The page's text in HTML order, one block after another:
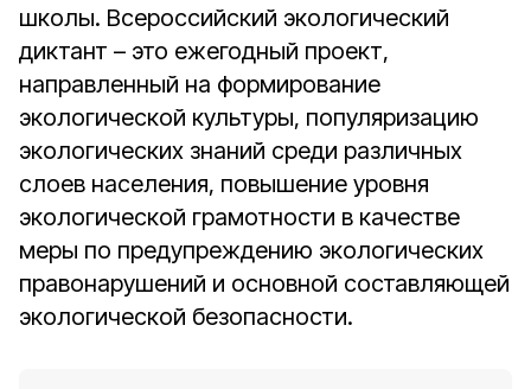
школы. Всероссийский экологический
диктант – это ежегодный проект,
направленный на формирование
экологической культуры, популяризацию
экологических знаний среди различных
слоев населения, повышение уровня
экологической грамотности в качестве
меры по предупреждению экологических
правонарушений и основной составляющей
экологической безопасности.